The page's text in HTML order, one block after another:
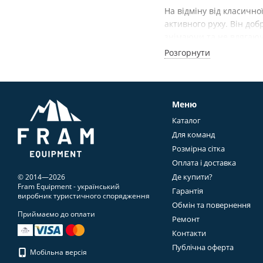
На відміну від
активного руху. Він
Саме тому Softshell
Концепція Softshell
захисту від вологи та
Замість максимально
Саме баланс
вони створені.
Одне з головних
Загальний принцип
дуже високу
Розгорнути
© 2014—2026
Fram Equipment - український
виробник туристичного спорядження
Приймаємо до оплати
Мобільна версія
Меню
Каталог
Для команд
Розмірна сітка
Оплата і доставка
Де купити?
Гарантія
Обмін та повернення
Ремонт
Контакти
Публічна оферта